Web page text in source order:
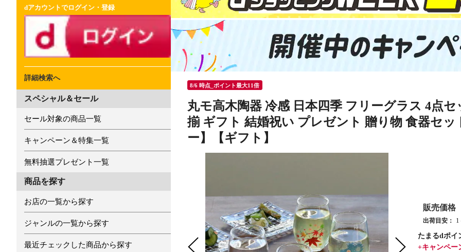
dアカウントでログイン・登録
詳細検索へ
スペシャル＆セール
セール対象の商品一覧
キャンペーン＆特集一覧
無料抽選プレゼント一覧
商品を探す
お店の一覧から探す
ジャンルの一覧から探す
最近チェックした商品から探す
8/6 時点_ポイント最大11倍
丸モ高木陶器 冷感 日本四季 フリーグラス 4点
揃 ギフト 結婚祝い プレゼント 贈り物 食器セ
ー】【ギフト】
販売価格
出荷目安：
たまるdポイ
+キャンペー